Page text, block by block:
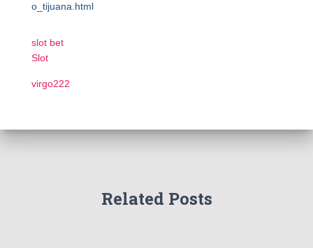
o_tijuana.html
slot bet
Slot
virgo222
Related Posts